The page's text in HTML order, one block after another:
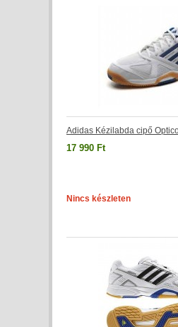
Adidas Kézilabda cipő
17 990 Ft
Nincs készleten